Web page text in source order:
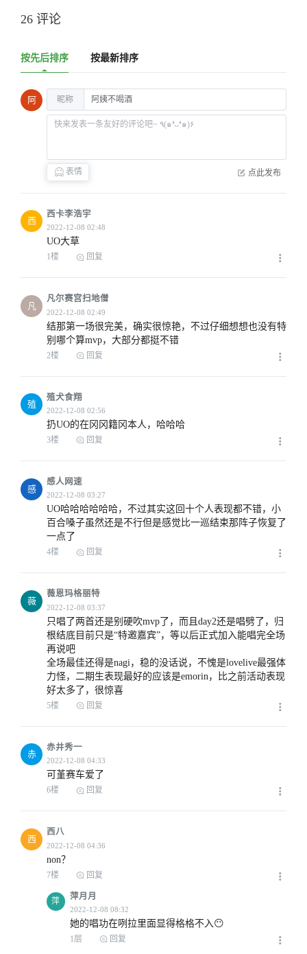
26 评论
按先后排序 按最新排序
阿 昵称
表情 点此发布
西
西卡李浩宇
2022-12-08 02:48
UO大草
1楼 回复
凡
凡尔赛宫扫地僧
结那第一场很完美，确实很惊艳，不过仔细想想也没有特
别哪个算mvp，大部分都挺不错
2楼 回复
殖
殖犬食翔
扔UO的在冈冈籍冈本人，哈哈哈
3楼 回复
感
感人网速
UO哈哈哈哈哈哈，不过其实这回十个人表现都不错，小
百合嗓子虽然还是不行但是感觉比一巡结束那阵子恢复了
一点了
4楼 回复
薇
薇恩玛格丽特
只唱了两首还是别硬吹mvp了，而且day2还是唱劈了，归
根结底目前只是“特邀嘉宾”，等以后正式加入能唱完全场
再说吧
全场最佳还得是nagi，稳的没话说，不愧是lovelive最强体
力怪，二期生表现最好的应该是emorin，比之前活动表现
好太多了，很惊喜
5楼 回复
赤
赤井秀一
可堇赛车爱了
6楼 回复
西
西八
non？
7楼 回复
萍
萍月月
她的唱功在咧拉里面显得格格不入😶
1层 回复